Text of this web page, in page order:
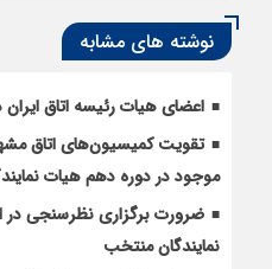
نوشته های مشابه
اعضای هیات رئیسه اتاق
تقویت کمیسیون‌های اتاق
موجود در دوره دهم هیات
ضرورت برگزاری نظرسنجی در
نمایندگان منتخب